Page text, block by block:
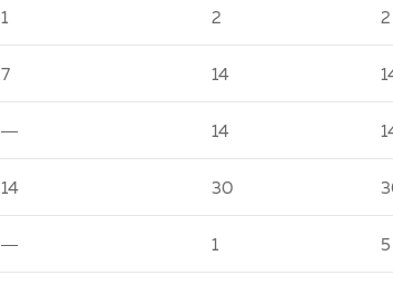
1 2 2
7 14
— 14
14 30
— 1 5